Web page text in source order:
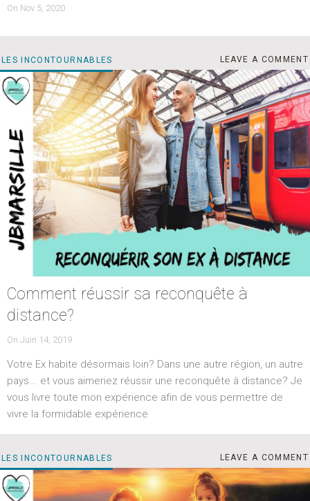
On POSTED
Nov 5, 2020
CATEGORIES
LES INCONTOURNABLES LEAVE A COMMENT
Comment réussir sa reconquête à
distance?
On
POSTED
Juin 14, 2019
Votre Ex habite désormais loin? Dans une autre région, un autre
pays... et vous aimeriez réussir une reconquête à distance? Je
vous livre toute mon expérience afin de vous permettre de
vivre la formidable expérience
CATEGORIES
LES INCONTOURNABLES LEAVE A COMMENT